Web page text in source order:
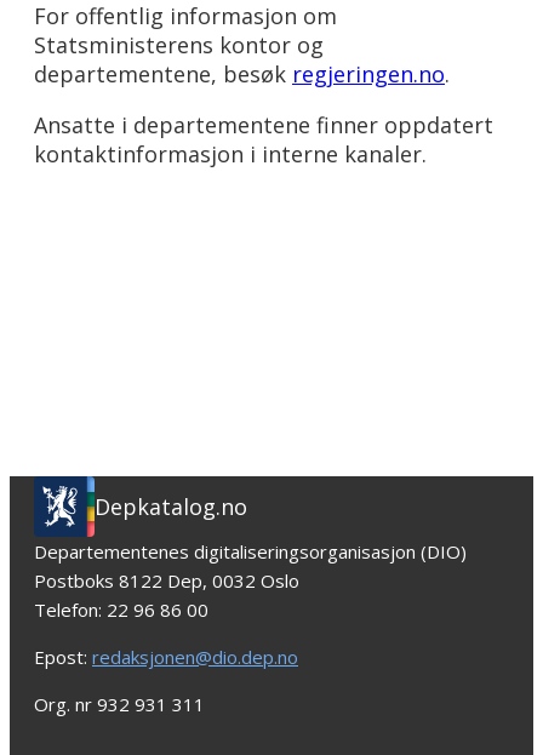
For offentlig informasjon om
Statsministerens kontor og
departementene, besøk regjeringen.no.
Ansatte i departementene finner oppdatert
kontaktinformasjon i interne kanaler.
Depkatalog.no
Departementenes digitaliseringsorganisasjon (DIO)
Postboks 8122 Dep, 0032 Oslo
Telefon: 22 96 86 00
Epost: redaksjonen@dio.dep.no
Org. nr 932 931 311